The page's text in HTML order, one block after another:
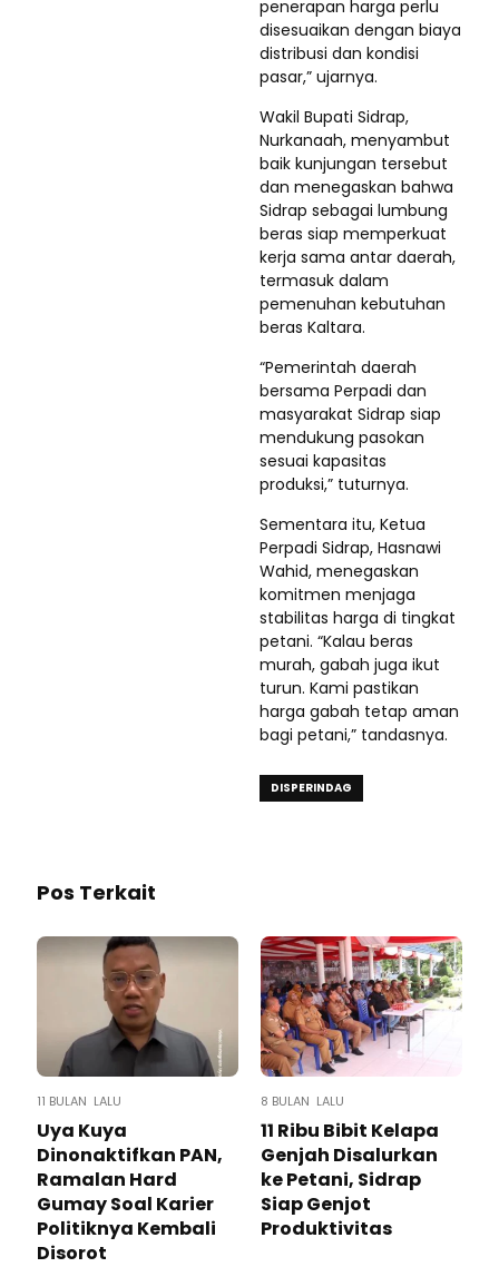
penerapan harga perlu
disesuaikan dengan biaya
distribusi dan kondisi
pasar,” ujarnya.
Wakil Bupati Sidrap,
Nurkanaah, menyambut
baik kunjungan tersebut
dan menegaskan bahwa
Sidrap sebagai lumbung
beras siap memperkuat
kerja sama antar daerah,
termasuk dalam
pemenuhan kebutuhan
beras Kaltara.
“Pemerintah daerah
bersama Perpadi dan
masyarakat Sidrap siap
mendukung pasokan
sesuai kapasitas
produksi,” tuturnya.
Sementara itu, Ketua
Perpadi Sidrap, Hasnawi
Wahid, menegaskan
komitmen menjaga
stabilitas harga di tingkat
petani. “Kalau beras
murah, gabah juga ikut
turun. Kami pastikan
harga gabah tetap aman
bagi petani,” tandasnya.
DISPERINDAG
Pos Terkait
11 BULAN LALU
Uya Kuya
Dinonaktifkan PAN,
Ramalan Hard
Gumay Soal Karier
Politiknya Kembali
Disorot
8 BULAN LALU
11 Ribu Bibit Kelapa
Genjah Disalurkan
ke Petani, Sidrap
Siap Genjot
Produktivitas